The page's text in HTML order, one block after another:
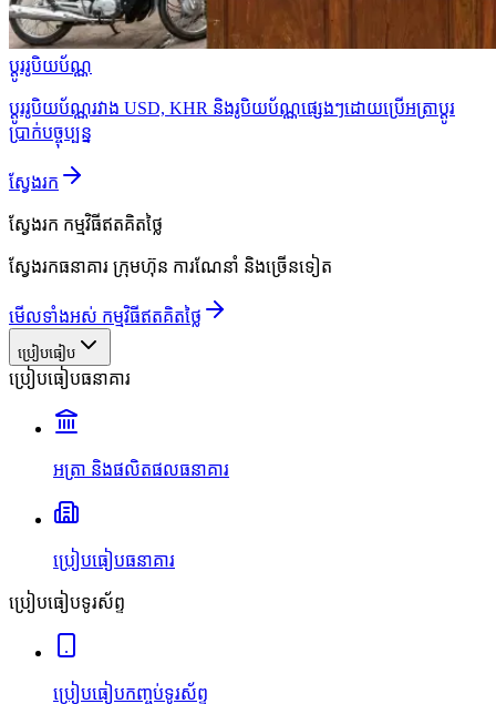
ប្ដូររូបិយប័ណ្ណ
ប្ដូររូបិយប័ណ្ណរវាង USD, KHR និងរូបិយប័ណ្ណផ្សេងៗដោយប្រើអត្រាប្ដូរ
ប្រាក់បច្ចុប្បន្ន
ស្វែងរក
ស្វែងរក កម្មវិធីឥតគិតថ្លៃ
ស្វែងរកធនាគារ ក្រុមហ៊ុន ការណែនាំ និងច្រើនទៀត
មើលទាំងអស់ កម្មវិធីឥតគិតថ្លៃ
ប្រៀបធៀប
ប្រៀបធៀបធនាគារ
អត្រា និងផលិតផលធនាគារ
ប្រៀបធៀបធនាគារ
ប្រៀបធៀបទូរស័ព្ទ
ប្រៀបធៀបកញ្ចប់ទូរស័ព្ទ